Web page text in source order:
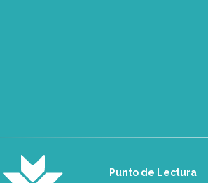
Punto de Lectura